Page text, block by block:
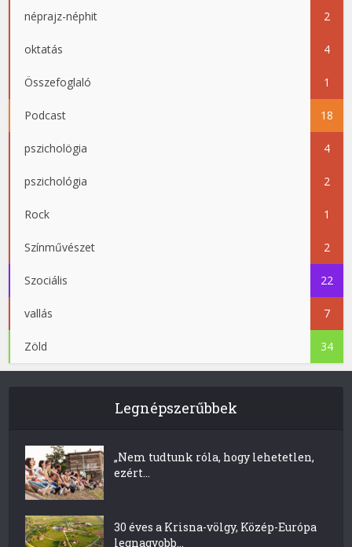
néprajz-néphit 2
oktatás 4
Összefoglaló 1
Podcast 18
pszicholögia 4
pszichológia 2
Rock 1
Színművészet 2
Szociális 22
vallás 7
Zöld 34
Legnépszerűbbek
„Nem tudtunk róla, hogy lehetetlen,
ezért...
30 éves a Krisna-völgy, Közép-Európa
legnagyobb...